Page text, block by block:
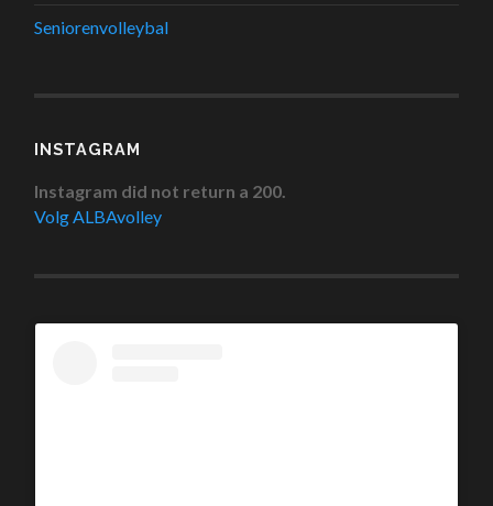
Seniorenvolleybal
INSTAGRAM
Instagram did not return a 200.
Volg ALBAvolley